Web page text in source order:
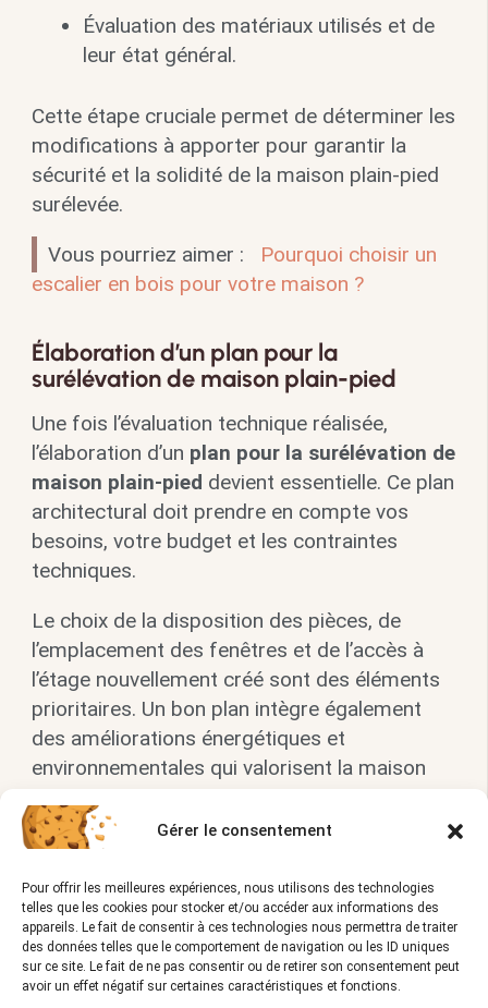
Gérer le consentement
Pour offrir les meilleures expériences, nous utilisons des technologies
telles que les cookies pour stocker et/ou accéder aux informations des
appareils. Le fait de consentir à ces technologies nous permettra de traiter
des données telles que le comportement de navigation ou les ID uniques
sur ce site. Le fait de ne pas consentir ou de retirer son consentement peut
avoir un effet négatif sur certaines caractéristiques et fonctions.
Évaluation des matériaux utilisés et de
leur état général.
Cette étape cruciale permet de déterminer les
modifications à apporter pour garantir la
sécurité et la solidité de la maison plain-pied
surélevée.
Vous pourriez aimer :
Pourquoi choisir un
escalier en bois pour votre maison ?
Élaboration d’un plan pour la
surélévation de maison plain-pied
Une fois l’évaluation technique réalisée,
l’élaboration d’un plan pour la surélévation de
maison plain-pied devient essentielle. Ce plan
architectural doit prendre en compte vos
besoins, votre budget et les contraintes
techniques.
Le choix de la disposition des pièces, de
l’emplacement des fenêtres et de l’accès à
l’étage nouvellement créé sont des éléments
prioritaires. Un bon plan intègre également
des améliorations énergétiques et
environnementales qui valorisent la maison
de construire
Obtenir les autorisations nécessaires est
indispensable pour tout projet de surélévation.
Renseignez-vous auprès de votre mairie ou